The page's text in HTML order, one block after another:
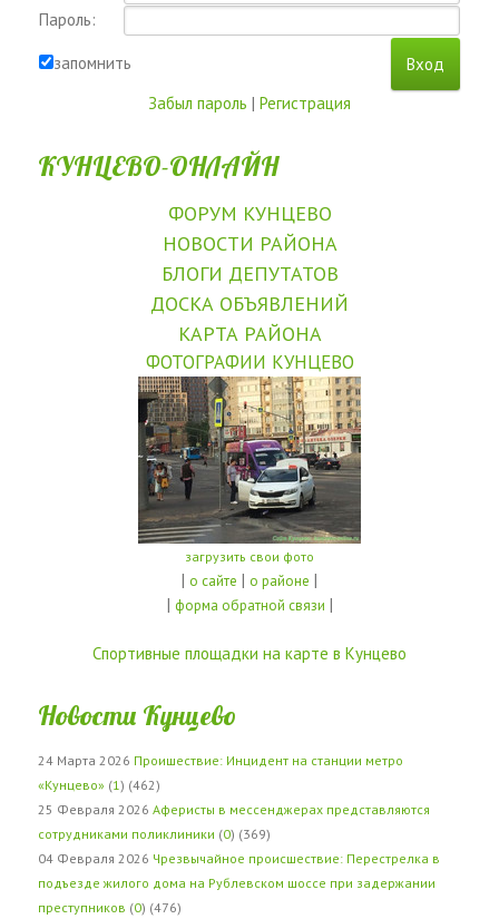
Пароль:
запомнить
Забыл пароль | Регистрация
КУНЦЕВО-ОНЛАЙН
ФОРУМ КУНЦЕВО
НОВОСТИ РАЙОНА
БЛОГИ ДЕПУТАТОВ
ДОСКА ОБЪЯВЛЕНИЙ
КАРТА РАЙОНА
ФОТОГРАФИИ КУНЦЕВО
загрузить свои фото
| о сайте | о районе |
| форма обратной связи |
Спортивные площадки на карте в Кунцево
Новости Кунцево
24 Марта 2026 Проишествие: Инцидент на станции метро
«Кунцево» (1 ) (462)
25 Февраля 2026 Аферисты в мессенджерах представляются
сотрудниками поликлиники (0) (369)
04 Февраля 2026 Чрезвычайное происшествие: Перестрелка в
подъезде жилого дома на Рублевском шоссе при задержании
преступников (0) (476)